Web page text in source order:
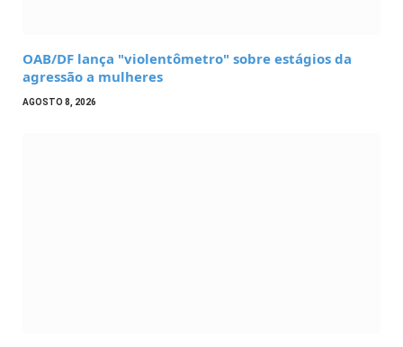
OAB/DF lança "violentômetro" sobre estágios da
agressão a mulheres
AGOSTO 8, 2026